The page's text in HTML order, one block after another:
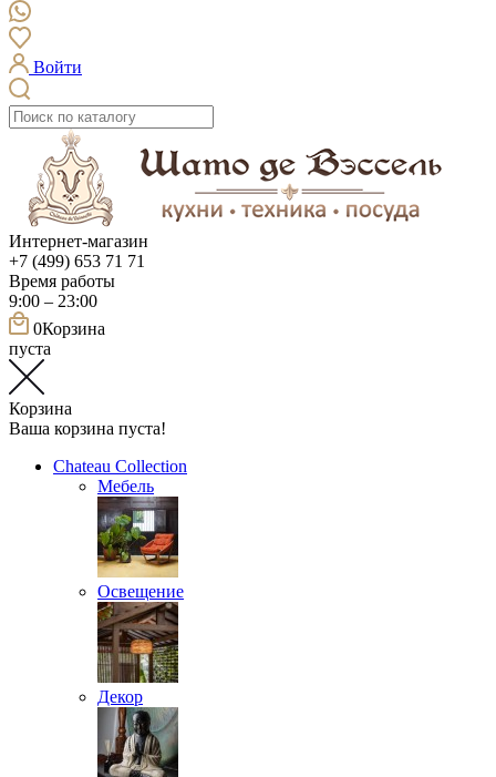
Войти
Интернет-магазин
+7 (499) 653 71 71
Время работы
9:00 – 23:00
0Корзина
пуста
Корзина
Ваша корзина пуста!
Chateau Collection
Мебель
Освещение
Декор